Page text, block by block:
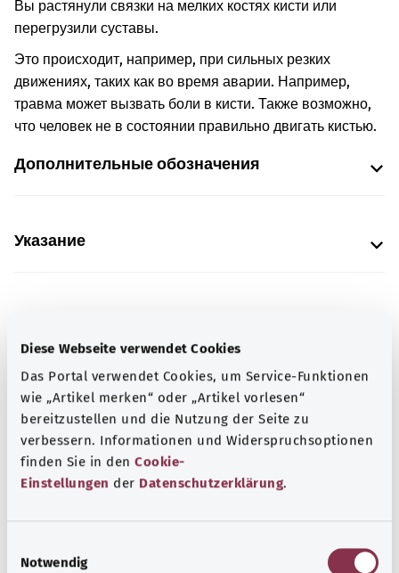
Diese Webseite verwendet Cookies
Das Portal verwendet Cookies, um Service-Funktionen
wie „Artikel merken“ oder „Artikel vorlesen“
bereitzustellen und die Nutzung der Seite zu
verbessern. Informationen und Widerspruchsoptionen
finden Sie in den Cookie-
Einstellungen der Datenschutzerklärung.
Notwendig
Вы растянули связки на мелких костях кисти или
перегрузили суставы.
Это происходит, например, при сильных резких
движениях, таких как во время аварии. Например,
травма может вызвать боли в кисти. Также возможно,
что человек не в состоянии правильно двигать кистью.
Дополнительные обозначения
Указание
Предоставлено некоммерческой организацией Was
hab’ ich? GmbH по поручению Bundesministerium für
Gesundheit (BMG, Федеральное министерство
здравоохранения).
Для хорошей осведомленности
Другие статьи